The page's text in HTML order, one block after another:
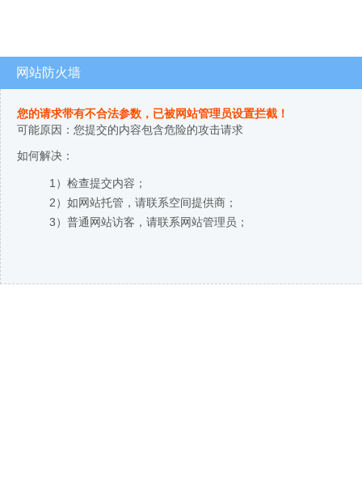
网站防火墙
您的请求带有不合法参数，已被网站管理员设置拦截！
可能原因：您提交的内容包含危险的攻击请求
如何解决：
1）检查提交内容；
2）如网站托管，请联系空间提供商；
3）普通网站访客，请联系网站管理员；